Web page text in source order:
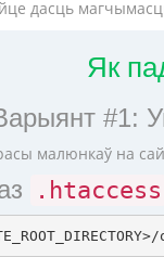
дасць
Як
#1:
малюнкаў на
.htaccess